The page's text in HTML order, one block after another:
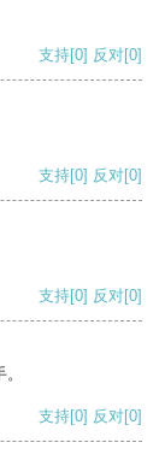
支持[0] 反对[0]
支持[0] 反对[0]
支持[0] 反对[0]
支持[0] 反对[0]